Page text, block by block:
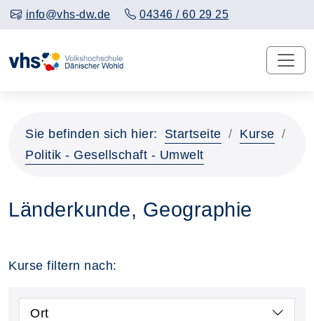
info@vhs-dw.de 04346 / 60 29 25
Sie befinden sich hier: Startseite
Kurse
Politik - Gesellschaft - Umwelt
Länderkunde, Geographie
Kurse filtern nach:
Ort